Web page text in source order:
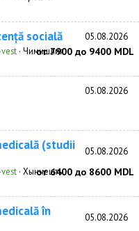
socială 05.08.2026
· Чимишлия
от 7900 до 9400 MDL
05.08.2026
(studii 05.08.2026
· Хынчешты
от 6400 до 8600 MDL
în 05.08.2026